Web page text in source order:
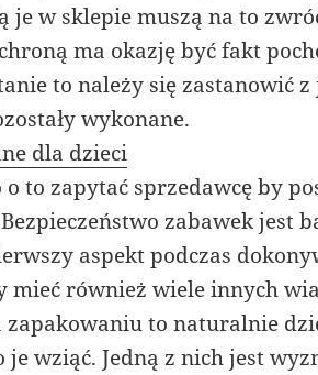
je w sklepie muszą na to
ma okazję być fakt
to należy się zastanowić
wykonane.
dla dzieci
to zapytać sprzedawcę by
zabawek jest
aspekt podczas
mieć również wiele innych
to naturalnie
je wziąć. Jedną z nich jest